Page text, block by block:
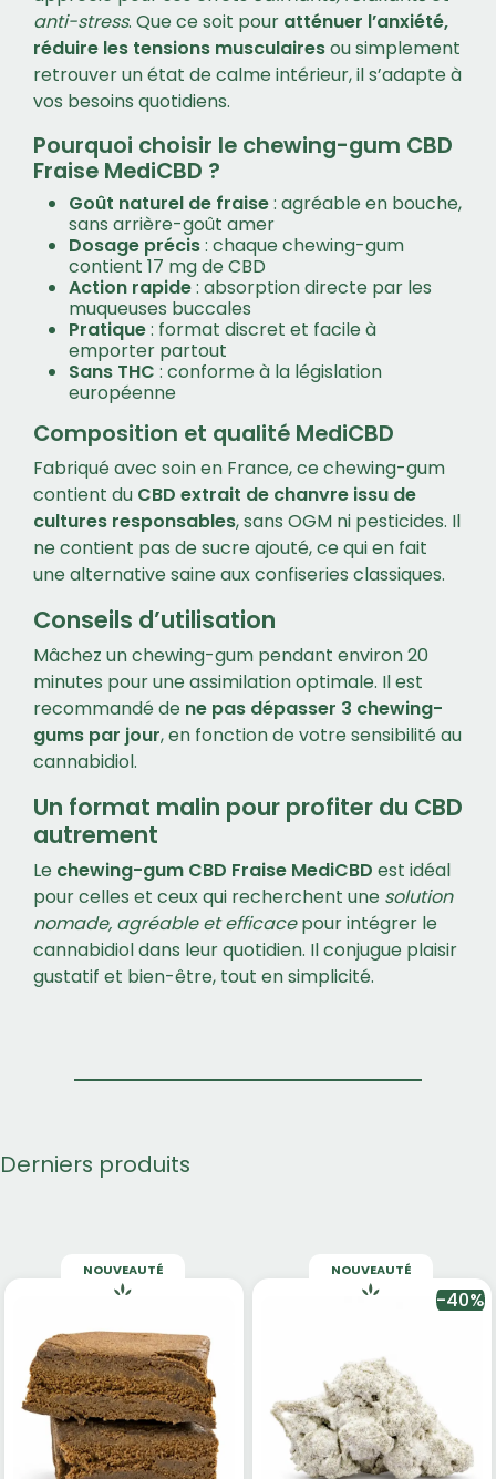
anti-stress. Que ce soit pour atténuer l’anxiété,
réduire les tensions musculairesou simplement
retrouver un état de calme intérieur, il s’adapte à
vos besoins quotidiens.
Pourquoi choisir le chewing-gum CBD
Fraise MediCBD ?
Goût naturel de fraise: agréable en bouche,
sans arrière-goût amer
Dosage précis: chaque chewing-gum
contient 17 mg de CBD
Action rapide: absorption directe par les
muqueuses buccales
Pratique: format discret et facile à
emporter partout
Sans THC : conforme à la législation
européenne
Composition et qualité MediCBD
Fabriqué avec soin en France, ce chewing-gum
contient du CBD extrait de chanvre issu de
cultures responsables, sans OGM ni pesticides. Il
ne contient pas de sucre ajouté, ce qui en fait
une alternative saine aux confiseries classiques.
Conseils d’utilisation
Mâchez un chewing-gum pendant environ 20
minutes pour une assimilation optimale. Il est
recommandé de ne pas dépasser 3 chewing-
gums par jour, en fonction de votre sensibilité au
cannabidiol.
Un format malin pour profiter du CBD
autrement
Le chewing-gum CBD Fraise MediCBD est idéal
pour celles et ceux qui recherchent une solution
nomade, agréable et efficacepour intégrer le
cannabidiol dans leur quotidien. Il conjugue plaisir
gustatif et bien-être, tout en simplicité.
Derniers produits
NOUVEAUTÉ NOUVEAUTÉ
-40%